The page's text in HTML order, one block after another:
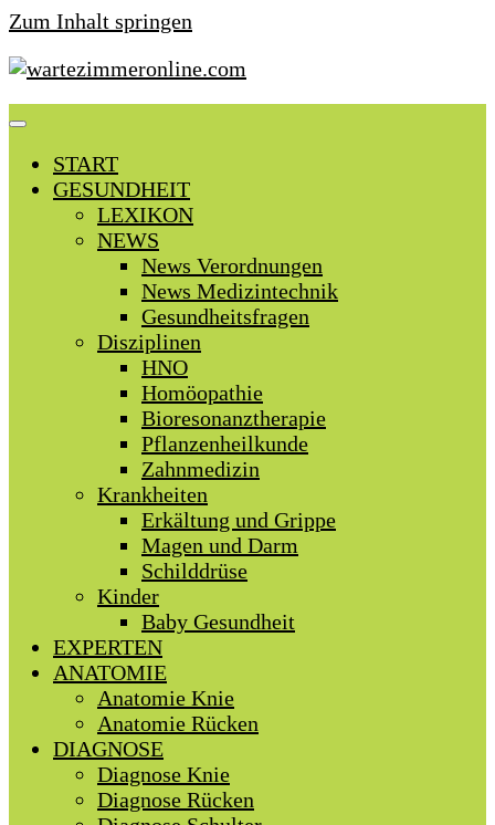
Zum Inhalt springen
START
GESUNDHEIT
LEXIKON
NEWS
News Verordnungen
News Medizintechnik
Gesundheitsfragen
Disziplinen
HNO
Homöopathie
Bioresonanztherapie
Pflanzenheilkunde
Zahnmedizin
Krankheiten
Erkältung und Grippe
Magen und Darm
Schilddrüse
Kinder
Baby Gesundheit
EXPERTEN
ANATOMIE
Anatomie Knie
Anatomie Rücken
DIAGNOSE
Diagnose Knie
Diagnose Rücken